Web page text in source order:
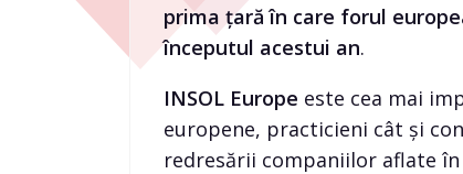
prima țară în care forul
începutul acestui an.
INSOL Europe este cea mai
europene, practicieni cât și
redresării companiilor aflate